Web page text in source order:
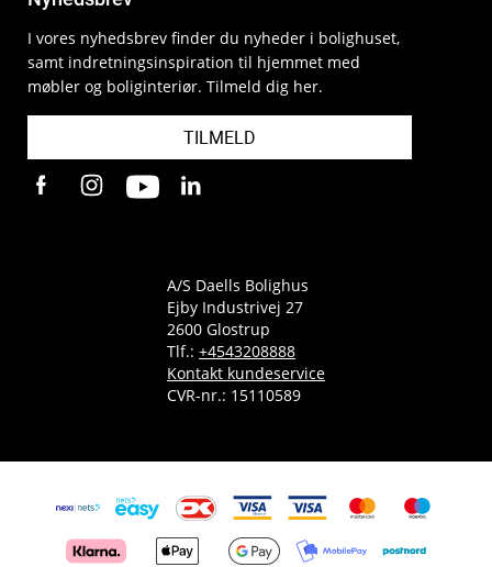
I vores nyhedsbrev finder du nyheder i bolighuset,
samt indretningsinspiration til hjemmet med
møbler og boliginteriør. Tilmeld dig her.
TILMELD
A/S Daells Bolighus
Ejby Industrivej 27
2600 Glostrup
Tlf.: +4543208888
Kontakt kundeservice
CVR-nr.: 15110589